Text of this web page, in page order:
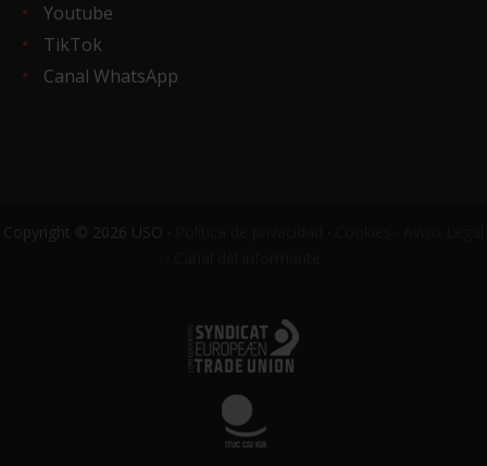
Youtube
TikTok
Canal WhatsApp
Copyright © 2026 USO ·